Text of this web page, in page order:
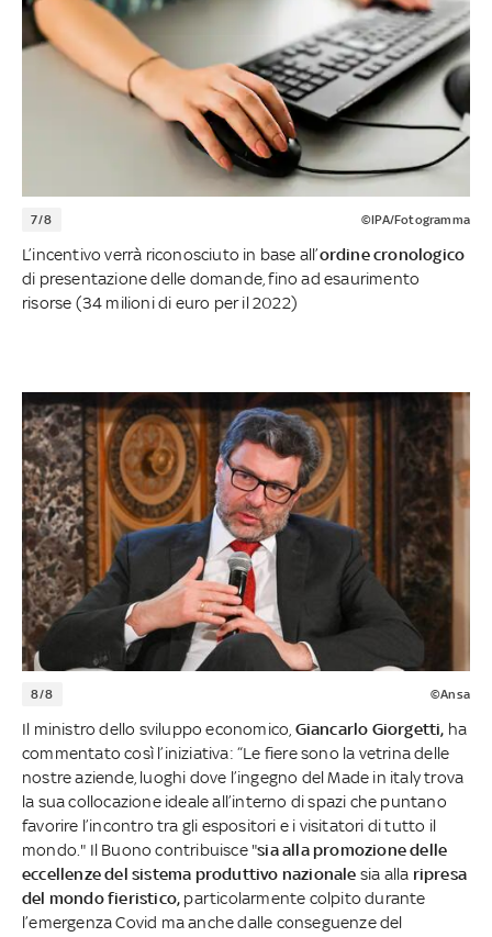
7/8 ©IPA/Fotogramma
L’incentivo verrà riconosciuto in base all’ordine cronologico
di presentazione delle domande, fino ad esaurimento
risorse (34 milioni di euro per il 2022)
8/8 ©Ansa
Il ministro dello sviluppo economico, Giancarlo Giorgetti, ha
commentato così l’iniziativa: “Le fiere sono la vetrina delle
nostre aziende, luoghi dove l’ingegno del Made in italy trova
la sua collocazione ideale all’interno di spazi che puntano
favorire l’incontro tra gli espositori e i visitatori di tutto il
mondo." Il Buono contribuisce "sia alla promozione delle
eccellenze del sistema produttivo nazionale sia alla ripresa
del mondo fieristico, particolarmente colpito durante
l’emergenza Covid ma anche dalle conseguenze del